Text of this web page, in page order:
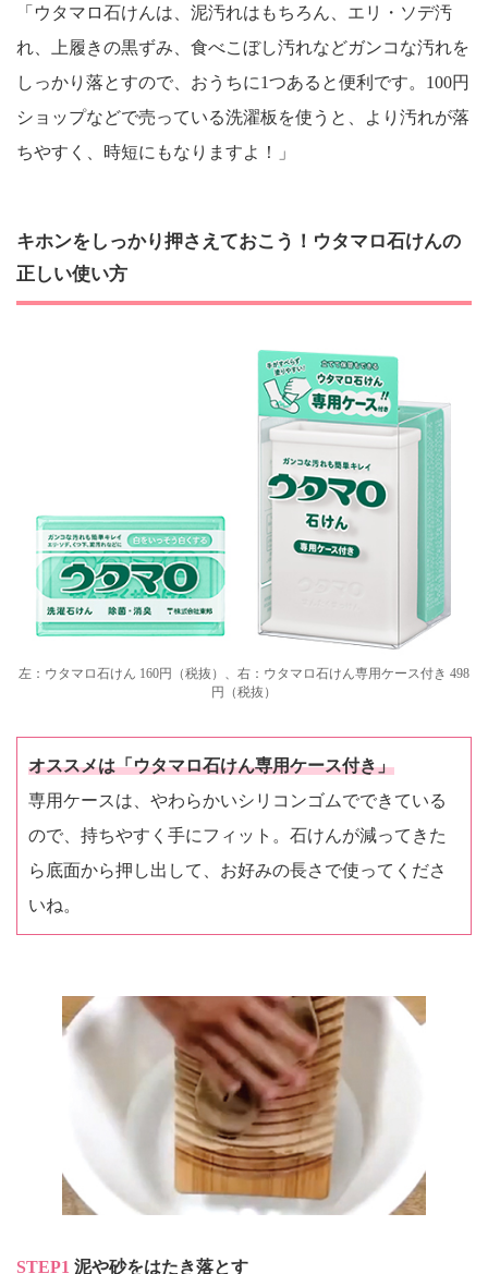
「ウタマロ石けんは、泥汚れはもちろん、エリ・ソデ汚
れ、上履きの黒ずみ、食べこぼし汚れなどガンコな汚れを
しっかり落とすので、おうちに1つあると便利です。100円
ショップなどで売っている洗濯板を使うと、より汚れが落
ちやすく、時短にもなりますよ！」
キホンをしっかり押さえておこう！ウタマロ石けんの
正しい使い方
左：ウタマロ石けん 160円（税抜）、右：ウタマロ石けん専用ケース付き 498
円（税抜）
オススメは「ウタマロ石けん専用ケース付き」
専用ケースは、やわらかいシリコンゴムでできている
ので、持ちやすく手にフィット。石けんが減ってきた
ら底面から押し出して、お好みの長さで使ってくださ
いね。
STEP1 泥や砂をはたき落とす